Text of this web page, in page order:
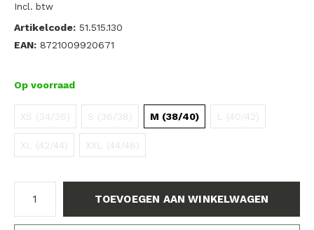
Incl. btw
Artikelcode: 51.515.130
EAN: 8721009920671
Op voorraad
XS (34/36) S (36/38) M (38/40) L (40/42)
XL (42/44) XXL (44/46)
TOEVOEGEN AAN WINKELWAGEN